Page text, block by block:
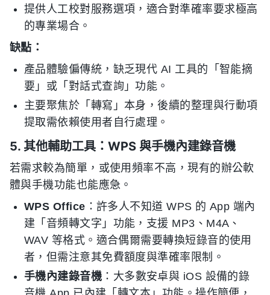
提供人工校對服務選項，適合對準確率要求極高
的專業場合。
缺點：
產品體驗偏傳統，缺乏現代 AI 工具的「智能摘
要」或「對話式查詢」功能。
主要聚焦於「轉寫」本身，後續的整理與行動項
提取需依賴使用者自行處理。
5. 其他輔助工具：WPS 與手機內建錄音機
若需求較為簡單，或使用頻率不高，現有的辦公軟
體與手機功能也能應急。
WPS Office ：許多人不知道 WPS 的 App 端內
建「音頻轉文字」功能，支援 MP3、M4A、
WAV 等格式。適合偶爾需要轉換短錄音的使用
者，但需注意其免費額度與準確率限制。
手機內建錄音機 ：大多數安卓與 iOS 設備的錄